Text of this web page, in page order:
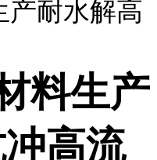
产耐水解高
料生产
高流